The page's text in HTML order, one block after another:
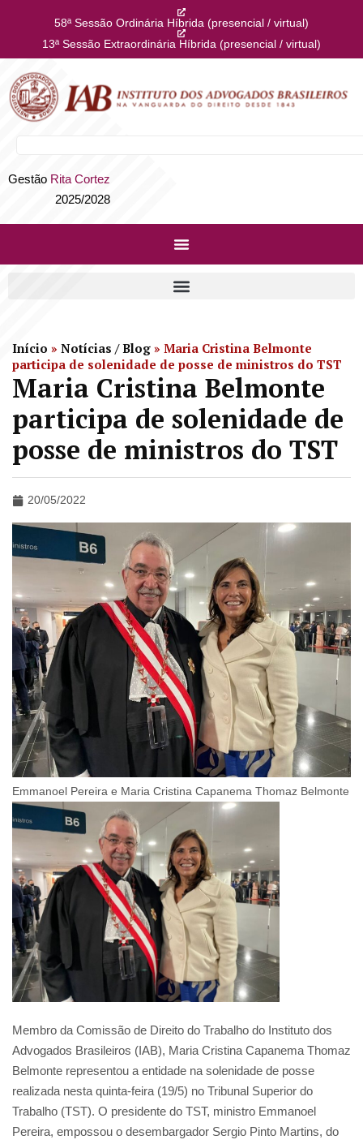
58ª Sessão Ordinária Híbrida (presencial / virtual)
13ª Sessão Extraordinária Híbrida (presencial / virtual)
Gestão Rita Cortez
2025/2028
Início » Notícias / Blog » Maria Cristina Belmonte
participa de solenidade de posse de ministros do TST
Maria Cristina Belmonte
participa de solenidade de
posse de ministros do TST
20/05/2022
Emmanoel Pereira e Maria Cristina Capanema Thomaz Belmonte
Membro da Comissão de Direito do Trabalho do Instituto dos
Advogados Brasileiros (IAB), Maria Cristina Capanema Thomaz
Belmonte representou a entidade na solenidade de posse
realizada nesta quinta-feira (19/5) no Tribunal Superior do
Trabalho (TST). O presidente do TST, ministro Emmanoel
Pereira, empossou o desembargador Sergio Pinto Martins, do